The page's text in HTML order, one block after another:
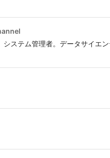
システム管理者。データサイエ